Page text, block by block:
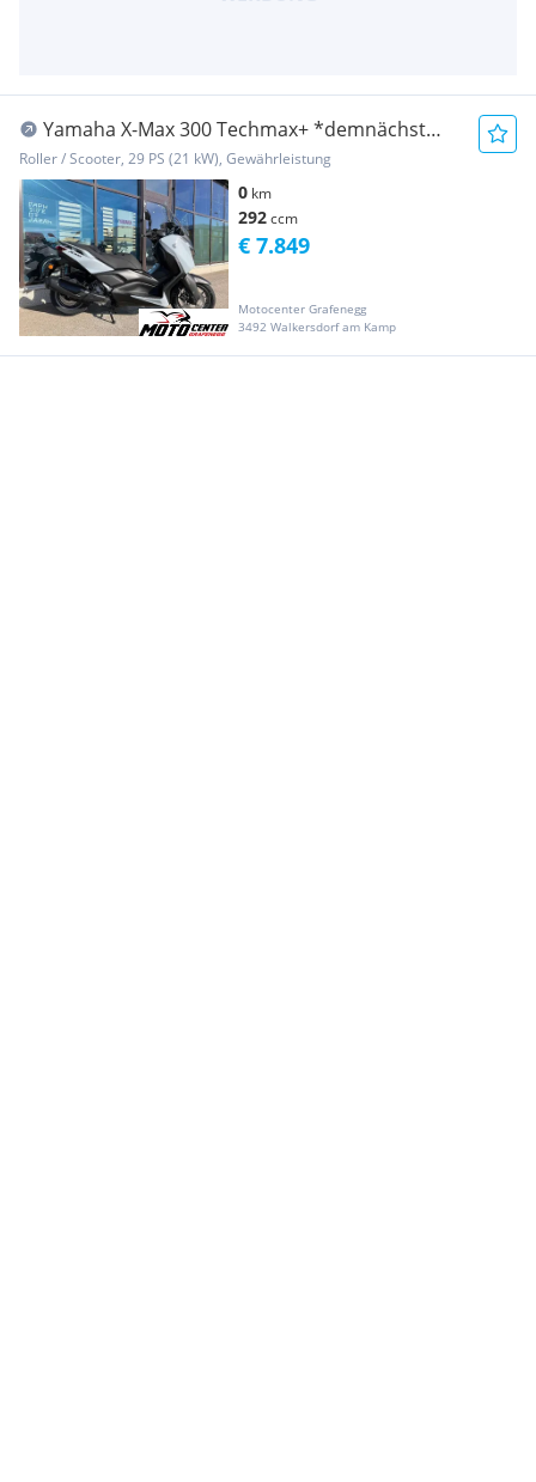
Yamaha X-Max 300 Techmax+ *demnächst
lagernd*
Roller / Scooter, 29 PS (21 kW), Gewährleistung
0 km
292ccm
Motocenter Grafenegg
3492 Walkersdorf am Kamp
€ 7.849